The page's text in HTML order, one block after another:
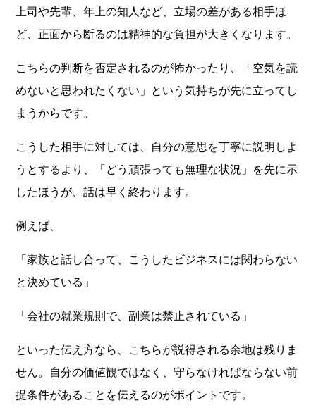
上司や先輩、年上の知人など、立場の差がある相手ほ
ど、正面から断るのは精神的な負担が大きくなります。
こちらの判断を否定されるのが怖かったり、「空気を読
めないと思われたくない」という気持ちが先に立ってし
まうからです。
こうした相手に対しては、自分の意思を丁寧に説明しよ
うとするより、「どう頑張っても無理な状況」を先に示
したほうが、話は早く終わります。
例えば、
「家族と話し合って、こうしたビジネスには関わらない
と決めている」
「会社の就業規則で、副業は禁止されている」
といった伝え方なら、こちらが説得される余地は残りま
せん。自分の価値観ではなく、守らなければならない前
提条件があることを伝えるのがポイントです。